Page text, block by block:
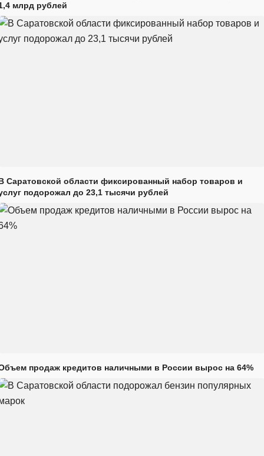
млрд рублей
Саратовской области фиксированный набор товаров и
подорожал до 23,1 тысячи рублей
продаж кредитов наличными в России вырос на 64%